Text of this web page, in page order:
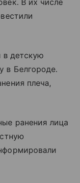
в детскую
в Белгороде.
плеча,
ранения лица